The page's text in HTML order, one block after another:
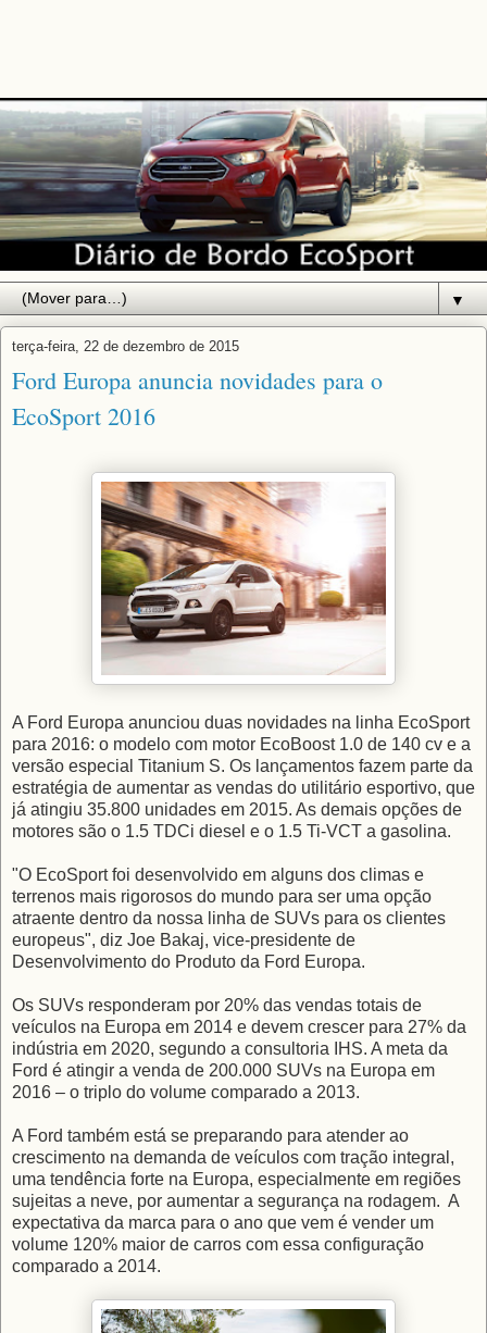
▼
terça-feira, 22 de dezembro de 2015
Ford Europa anuncia novidades para o
EcoSport 2016
A Ford Europa anunciou duas novidades na linha EcoSport
para 2016: o modelo com motor EcoBoost 1.0 de 140 cv e a
versão especial Titanium S. Os lançamentos fazem parte da
estratégia de aumentar as vendas do utilitário esportivo, que
já atingiu 35.800 unidades em 2015. As demais opções de
motores são o 1.5 TDCi diesel e o 1.5 Ti-VCT a gasolina.
"O EcoSport foi desenvolvido em alguns dos climas e
terrenos mais rigorosos do mundo para ser uma opção
atraente dentro da nossa linha de SUVs para os clientes
europeus", diz Joe Bakaj, vice-presidente de
Desenvolvimento do Produto da Ford Europa.
Os SUVs responderam por 20% das vendas totais de
veículos na Europa em 2014 e devem crescer para 27% da
indústria em 2020, segundo a consultoria IHS. A meta da
Ford é atingir a venda de 200.000 SUVs na Europa em
2016 – o triplo do volume comparado a 2013.
A Ford também está se preparando para atender ao
crescimento na demanda de veículos com tração integral,
uma tendência forte na Europa, especialmente em regiões
sujeitas a neve, por aumentar a segurança na rodagem. A
expectativa da marca para o ano que vem é vender um
volume 120% maior de carros com essa configuração
comparado a 2014.